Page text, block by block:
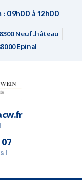
: 09h00 à 12h00
Neufchâteau
Epinal
07
!